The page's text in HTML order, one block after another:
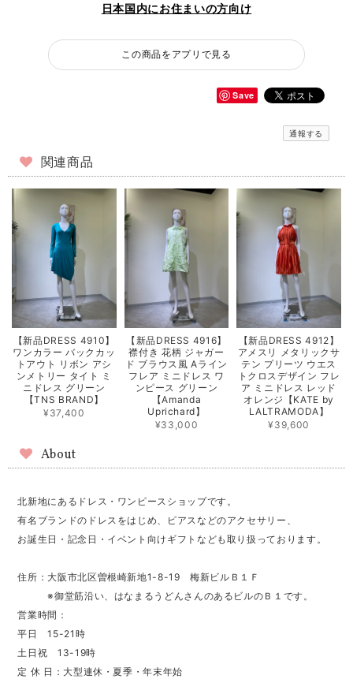
日本国内にお住まいの方向け
この商品をアプリで見る
Save
通報する
関連商品
【新品DRESS 4910】
ワンカラー バックカッ
トアウト リボン アシ
ンメトリー タイト ミ
ニドレス グリーン
【TNS BRAND】
¥37,400
【新品DRESS 4916】
襟付き 花柄 ジャガー
ド ブラウス風 Aライン
フレア ミニドレス ワ
ンピース グリーン
【Amanda
Uprichard】
¥33,000
【新品DRESS 4912】
アメスリ メタリックサ
テン プリーツ ウエス
トクロスデザイン フレ
ア ミニドレス レッド
オレンジ【KATE by
LALTRAMODA】
¥39,600
About
北新地にあるドレス・ワンピースショップです。
有名ブランドのドレスをはじめ、ピアスなどのアクセサリー、
お誕生日・記念日・イベント向けギフトなども取り扱っております。
住所：大阪市北区曽根崎新地1-8-19 梅新ビルＢ１Ｆ
※御堂筋沿い、はなまるうどんさんのあるビルのＢ１です。
営業時間：
平日 15-21時
土日祝 13-19時
定 休 日：大型連休・夏季・年末年始